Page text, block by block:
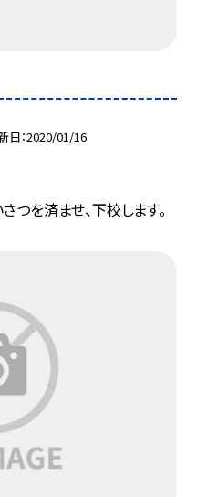
日 2020/01/16
つを済ませ、下校します。